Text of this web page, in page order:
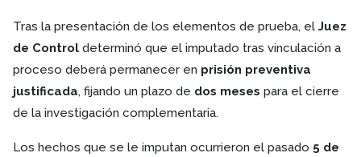
Tras la presentación de los elementos de prueba, el Juez
de Control determinó que el imputado tras vinculación a
proceso deberá permanecer en prisión preventiva
justificada, fijando un plazo de dos meses para el cierre
de la investigación complementaria.
Los hechos que se le imputan ocurrieron el pasado 5 de